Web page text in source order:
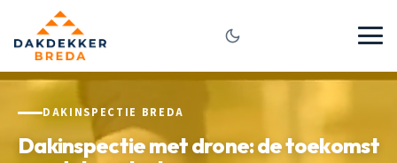
DAKINSPECTIE BREDA
Dakinspectie met drone: de toekomst